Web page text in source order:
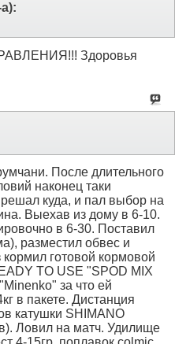
Здоровья
После длительного
наконец таки
куда, и пал выбор на
Выехав из дому в 6-10.
в 6-30. Поставил
разместил обвес и
кормил готовой кормовой
TO USE "SPOD MIX
за что ей
в пакете. Дистанция
катушки SHIMANO
Ловил на матч. Удилище